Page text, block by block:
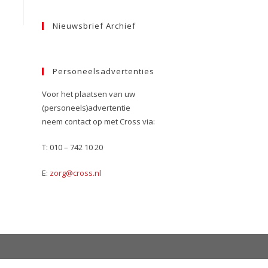
Nieuwsbrief Archief
Personeelsadvertenties
Voor het plaatsen van uw
(personeels)advertentie
neem contact op met Cross via:
T: 010 – 742 10 20
E: zorg@cross.nl